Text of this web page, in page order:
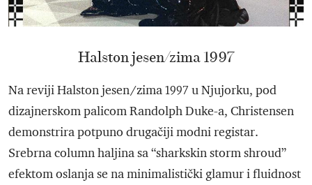
Halston jesen/zima 1997
Na reviji Halston jesen/zima 1997 u Njujorku, pod
dizajnerskom palicom Randolph Duke-a, Christensen
demonstrira potpuno drugačiji modni registar.
Srebrna column haljina sa “sharkskin storm shroud”
efektom oslanja se na minimalistički glamur i fluidnost